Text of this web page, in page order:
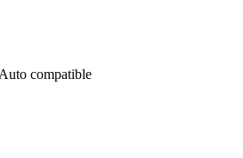
compatible